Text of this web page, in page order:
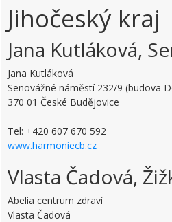
Jihočeský kraj
Jana Kutláková,
Jana Kutláková
Senovážné náměstí 232/9 (budova
370 01 České Budějovice
Tel: +420 607 670 592
www.harmoniecb.cz
Vlasta Čadová,
Abelia centrum zdraví
Vlasta Čadová